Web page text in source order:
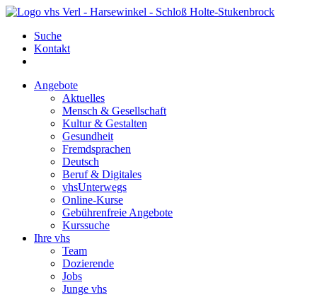
Suche
Kontakt
Angebote
Aktuelles
Mensch & Gesellschaft
Kultur & Gestalten
Gesundheit
Fremdsprachen
Deutsch
Beruf & Digitales
vhsUnterwegs
Online-Kurse
Gebührenfreie Angebote
Kurssuche
Ihre vhs
Team
Dozierende
Jobs
Junge vhs